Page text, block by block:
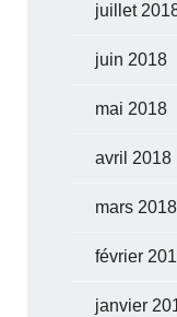
juillet
juin 2018
mai 2018
avril 2018
mars 2018
février
janvier